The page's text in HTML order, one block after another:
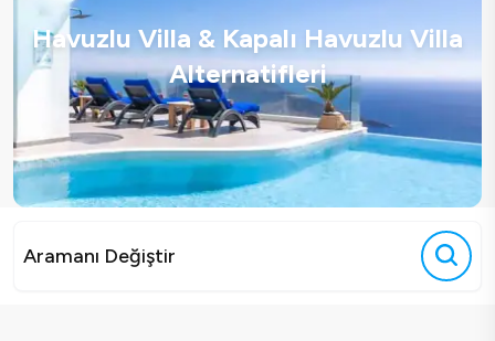
Havuzlu Villa & Kapalı Havuzlu Villa
Alternatifleri
Aramanı Değiştir